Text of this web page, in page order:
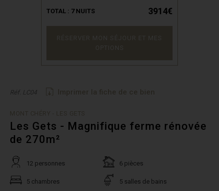
TOTAL : 7NUITS 3914€
Réf. LC04
Les Gets - Magnifique ferme rénovée
de 270m²
12 personnes 6 pièces
5 chambres 5 salles de bains